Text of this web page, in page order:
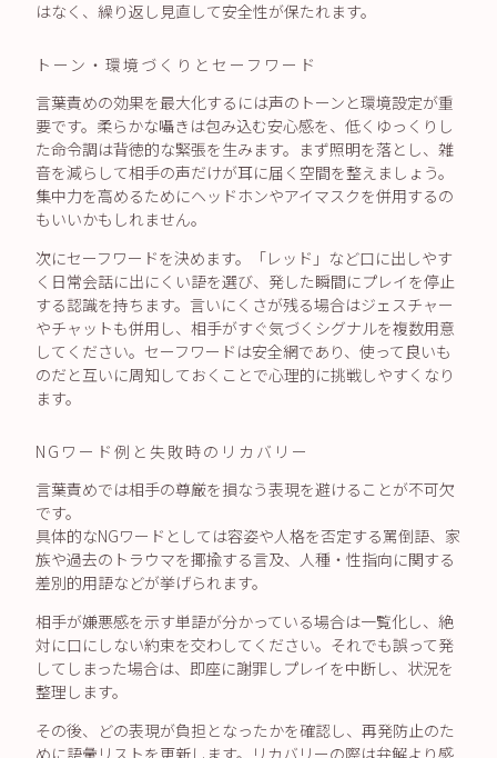
はなく、繰り返し見直して安全性が保たれます。
トーン・環境づくりとセーフワード
言葉責めの効果を最大化するには声のトーンと環境設定が重
要です。柔らかな囁きは包み込む安心感を、低くゆっくりし
た命令調は背徳的な緊張を生みます。まず照明を落とし、雑
音を減らして相手の声だけが耳に届く空間を整えましょう。
集中力を高めるためにヘッドホンやアイマスクを併用するの
もいいかもしれません。
次にセーフワードを決めます。「レッド」など口に出しやす
く日常会話に出にくい語を選び、発した瞬間にプレイを停止
する認識を持ちます。言いにくさが残る場合はジェスチャー
やチャットも併用し、相手がすぐ気づくシグナルを複数用意
してください。セーフワードは安全網であり、使って良いも
のだと互いに周知しておくことで心理的に挑戦しやすくなり
ます。
NGワード例と失敗時のリカバリー
言葉責めでは相手の尊厳を損なう表現を避けることが不可欠
です。
具体的なNGワードとしては容姿や人格を否定する罵倒語、家
族や過去のトラウマを揶揄する言及、人種・性指向に関する
差別的用語などが挙げられます。
相手が嫌悪感を示す単語が分かっている場合は一覧化し、絶
対に口にしない約束を交わしてください。それでも誤って発
してしまった場合は、即座に謝罪しプレイを中断し、状況を
整理します。
その後、どの表現が負担となったかを確認し、再発防止のた
めに語彙リストを更新します。リカバリーの際は弁解より感